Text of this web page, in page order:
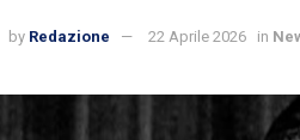
by Redazione 22 Aprile 2026 in